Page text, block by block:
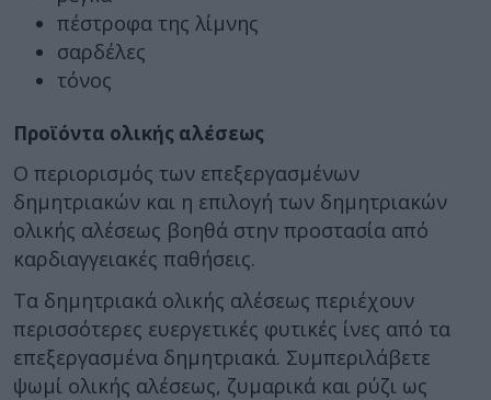
πέστροφα της λίμνης
σαρδέλες
τόνος
Προϊόντα ολικής αλέσεως
Ο περιορισμός των επεξεργασμένων
δημητριακών και η επιλογή των δημητριακών
ολικής αλέσεως βοηθά στην προστασία από
καρδιαγγειακές παθήσεις.
Τα δημητριακά ολικής αλέσεως περιέχουν
περισσότερες ευεργετικές φυτικές ίνες από τα
επεξεργασμένα δημητριακά. Συμπεριλάβετε
ψωμί ολικής αλέσεως, ζυμαρικά και ρύζι ως